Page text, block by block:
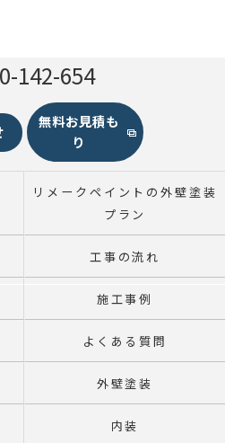
142-654
無料お見積も
り
リメークペイントの外壁塗装
プラン
工事の流れ
施工事例
よくある質問
外壁塗装
内装